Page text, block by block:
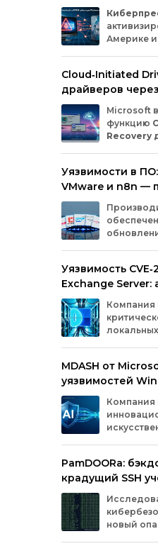
использовали
Америке и
распространению
данным
ESET, вредонос
компьютеры, а
Cloud‑Initiated
драйверов
Microsoft
функцию
Recovery
облако. Теперь,
сбои в работе
низкую оценку
удалённо
пользователя и
оборудования.
Уязвимости в
VMware и n8n —
обойти защиту,
или выполнить
Разберём
были найдены и
Уязвимость
Exchange Server:
Компания
локальных
CVE‑2026‑42897
8,1балла)уже
злоумышленниками
условиях.
MDASH от
уязвимостей
Компания
масштабного
уязвимостейв
Сейчассистема
рамках
рядаклиентов.
PamDOORa:
крадущий SSH
новый